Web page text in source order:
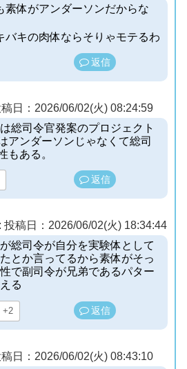
素体がアンダーソンだからな
バキの肉体ならそりゃモテるわ
返信
日：2026/06/02(火) 08:24:59
総司令官発案のプロジェクト
アンダーソンじゃなくて総司
もある。
返信
投稿日：2026/06/02(火) 18:34:44
総司令が自分を実験体として
とか言ってるから素体がそっ
で副司令が兄弟であるパター
る
+2 返信
日：2026/06/02(火) 08:43:10